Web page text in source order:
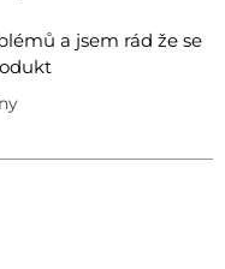
a jsem rád že se